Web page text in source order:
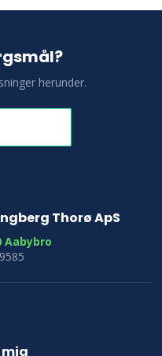
herunder.
Thorø ApS
Aabybro